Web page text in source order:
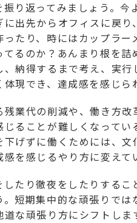
り返ってみましょう。
出先からオフィスに戻り
たり、時にはカップラ
るのか？あんまり根を
納得するまで考え、実
現でき、達成感を感じら
残業代の削減や、働き方
ることが難しくなって
げずに働くためには、
を感じるやり方に変えて
したり徹夜をしたりする
。短期集中的な頑張りで
な頑張り方にシフトし